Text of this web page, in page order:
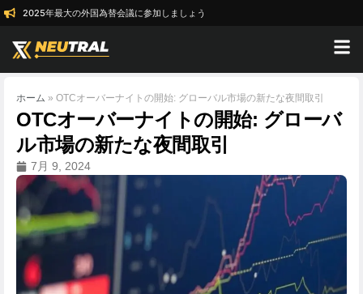
2025年最大の外国為替会議に参加しましょう
ホーム » OTCオーバーナイトの開始: グローバル市場の新たな夜間取引
OTCオーバーナイトの開始: グローバ
ル市場の新たな夜間取引
7月 9, 2024